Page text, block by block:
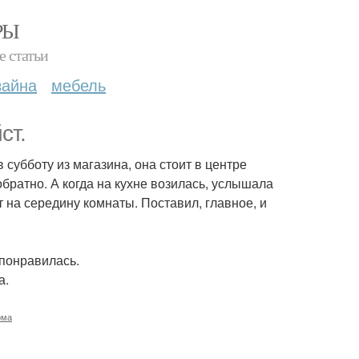
статьи
мебель
из магазина, она стоит в центре
А когда на кухне возилась, услышала
середину комнаты. Поставил, главное, и